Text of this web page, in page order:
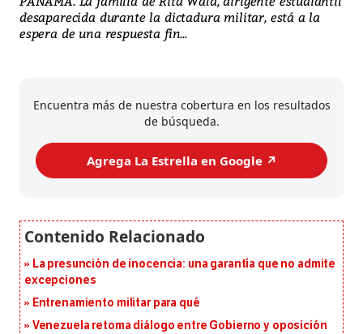
desaparecida durante la dictadura militar, está a la
espera de una respuesta fin...
Encuentra más de nuestra cobertura en los resultados
de búsqueda.
Agrega La Estrella en Google ↗️
La presunción de inocencia: una garantía que no admite
excepciones
Entrenamiento militar para qué
Venezuela retoma diálogo entre Gobierno y oposición